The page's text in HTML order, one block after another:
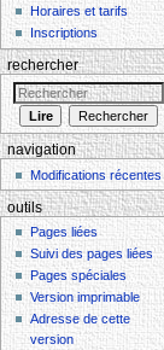
Horaires et tarifs
Inscriptions
rechercher
navigation
Modifications récentes
outils
Pages liées
Suivi des pages liées
Pages spéciales
Version imprimable
Adresse de cette
version